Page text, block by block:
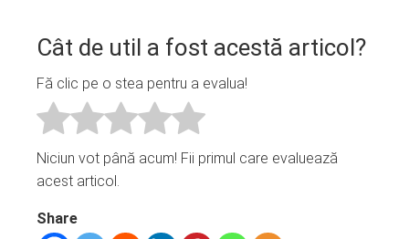
Cât de util a fost acestă articol?
Fă clic pe o stea pentru a evalua!
Niciun vot până acum! Fii primul care evaluează
acest articol.
Share